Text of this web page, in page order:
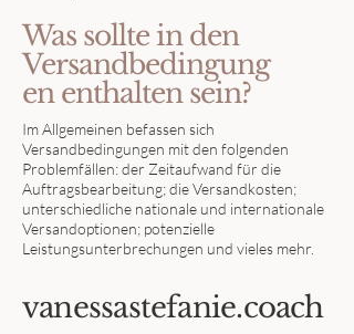
Was sollte in den
Versandbedingung
en enthalten sein?
Im Allgemeinen befassen sich
Versandbedingungen mit den folgenden
Problemfällen: der Zeitaufwand für die
Auftragsbearbeitung; die Versandkosten;
unterschiedliche nationale und internationale
Versandoptionen; potenzielle
Leistungsunterbrechungen und vieles mehr.
vanessastefanie.coach